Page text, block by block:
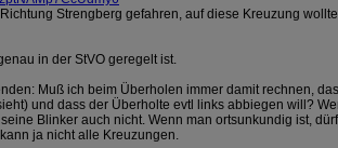
Strengberg gefahren, auf diese Kreuzung
in der StVO geregelt ist.
Muß ich beim Überholen immer damit rechnen,
und dass der Überholte evtl links abbiegen will?
Blinker auch nicht. Wenn man ortsunkundig ist,
ja nicht alle Kreuzungen.